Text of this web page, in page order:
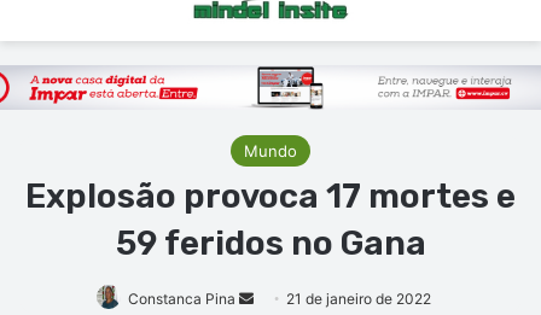
Mundo
Explosão provoca 17 mortes e
59 feridos no Gana
Constanca Pina
Mande21 de janeiro de 2022